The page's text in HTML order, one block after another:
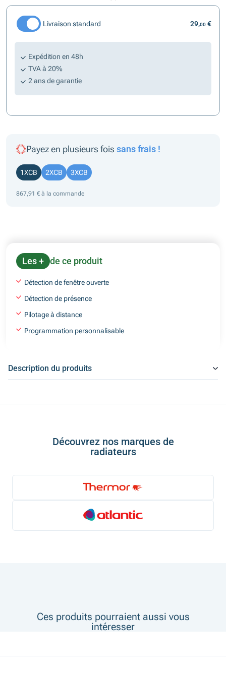
Livraison standard 29,00 €
Expédition en 48h
TVA à 20%
2 ans de garantie
Payez en plusieurs fois sans frais !
1XCB 2XCB 3XCB
867,91 € à la commande
Les + de ce produit
Détection de fenêtre ouverte
Détection de présence
Pilotage à distance
Programmation personnalisable
Description du produits
Découvrez nos marques de
radiateurs
Ces produits pourraient aussi vous
intéresser